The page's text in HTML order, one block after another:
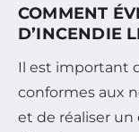
COMMENT
D’INCENDIE
Il est important
conformes aux
et de réaliser